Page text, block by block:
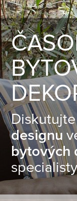
designu
bytových